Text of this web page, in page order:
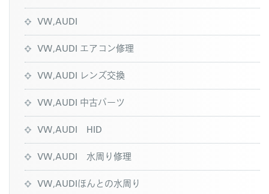
VW,AUDI
VW,AUDI エアコン修理
VW,AUDI レンズ交換
VW,AUDI 中古パーツ
VW,AUDI HID
VW,AUDI 水周り修理
VW,AUDIほんとの水周り